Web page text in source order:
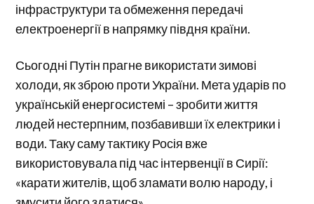
інфраструктури та обмеження передачі
електроенергії в напрямку півдня країни.
Сьогодні Путін прагне використати зимові
холоди, як зброю проти України. Мета ударів по
українській енергосистемі – зробити життя
людей нестерпним, позбавивши їх електрики і
води. Таку саму тактику Росія вже
використовувала під час інтервенції в Сирії:
«карати жителів, щоб зламати волю народу, і